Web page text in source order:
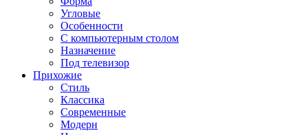
Угловые
Особенности
С компьютерным столом
Назначение
Под телевизор
Прихожие
Стиль
Классика
Современные
Модерн